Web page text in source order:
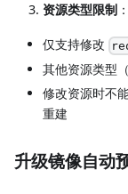
资源类型限制 ：
仅支持修改
其他资源类型
修改资源时不
重建
升级镜像自动